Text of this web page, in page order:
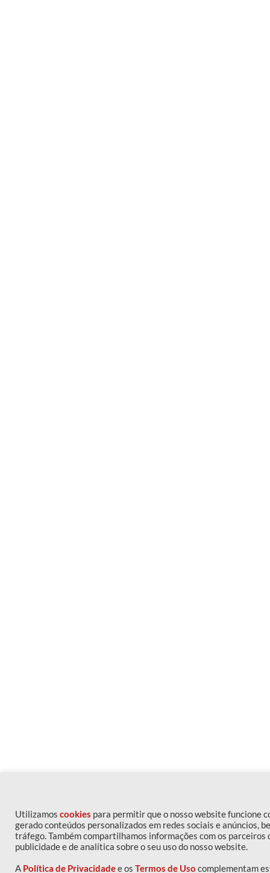
Utilizamos cookies para permitir que o nosso website funcione
gerado conteúdos personalizados em redes sociais e anúncios,
tráfego. Também compartilhamos informações com os parceiros
publicidade e de analítica sobre o seu uso do nosso website.
A Política de Privacidadee os Termos de Uso complementam